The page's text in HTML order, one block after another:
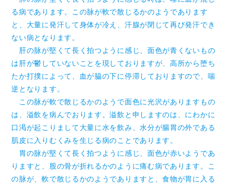
る病であります。この脉が軟で散じるかのようであります
と、大量に発汗して身体が冷え、汗腺が閉じて再び発汗でき
ない病となります。
肝の脉が堅くて長く拍つように感じ、面色が青くないもの
は肝が鬱していないことを現しておりますが、高所から堕ち
たか打撲によって、血が脇の下に停滞しておりますので、喘
逆となります。
この脉が軟で散じるかのようで面色に光沢がありますもの
は、溢飲を病んでおります。溢飲と申しますのは、にわかに
口渇が起こりまして大量に水を飲み、水分が腸胃の外である
肌皮に入りむくみを生じる病のことであります。
胃の脉が堅くて長く拍つように感じ、面色が赤いようであ
りますと、股の骨が折れるかのように痛む病であります。こ
の脉が、軟で散じるかのようでありますと、食物が胃に入る